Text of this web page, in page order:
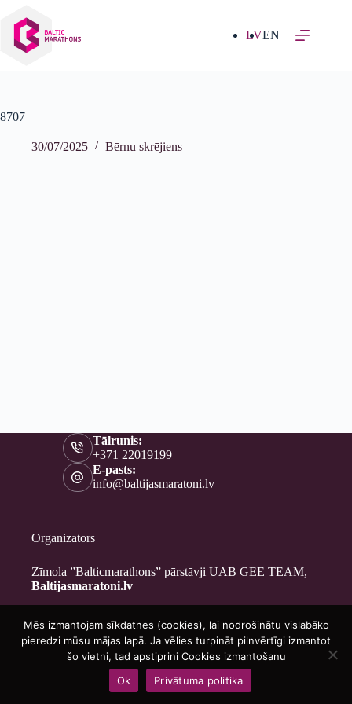
saturu
LVEN
8707
30/07/2025 Bērnu skrējiens
Tālrunis:
+371 22019199
E-pasts:
info@baltijasmaratoni.lv
Organizators
Zīmola ”Balticmarathons” pārstāvji UAB GEE TEAM,
Baltijasmaratoni.lv
Kontakti
Par mums
Brīvprātīgajiem
Privātuma politika
Copyright © 2026 - Baltijasmaratoni.lv
Mēs izmantojam sīkdatnes (cookies), lai nodrošinātu vislabāko
pieredzi mūsu mājas lapā. Ja vēlies turpināt pilnvērtīgi izmantot
šo vietni, tad apstiprini Cookies izmantošanu
Ok
Privātuma politika